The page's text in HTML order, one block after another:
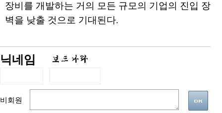
장비를 개발하는 거의 모든 규모의 기업의 진입 장
벽을 낮출 것으로 기대된다.
닉네임
비회원